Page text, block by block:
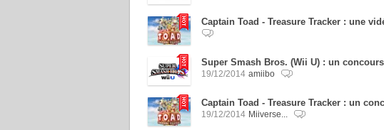
Captain Toad - Treasure Tracker : une
Super Smash Bros. (Wii U) : un
19/12/2014 amiibo
Captain Toad - Treasure Tracker : un
19/12/2014 Miiverse...